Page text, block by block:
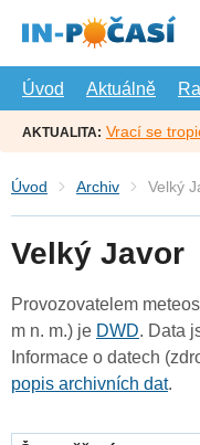
hlavní
Úvod
Aktuálně
AKTUALITA: Vrací se
Úvod Archiv Velký
Velký Javor
Provozovatelem
m n. m.) je DWD. Data
Informace o datech
popis archivních dat.